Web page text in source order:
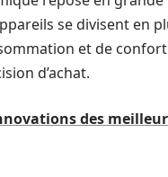
se divisent en
et de
d’achat.
des